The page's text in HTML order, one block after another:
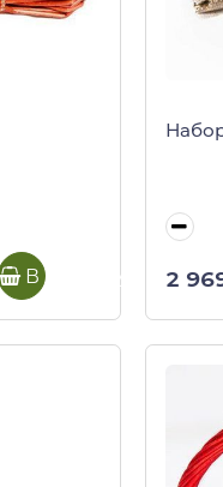
В корзину 2